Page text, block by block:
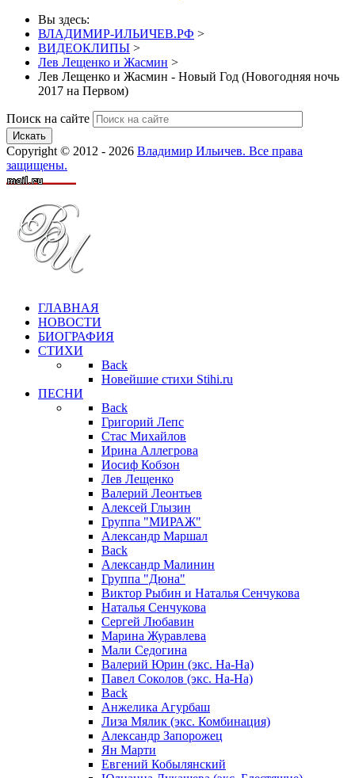
Вы здесь:
ВЛАДИМИР-ИЛЬИЧЕВ.РФ >
ВИДЕОКЛИПЫ >
Лев Лещенко и Жасмин >
Лев Лещенко и Жасмин - Новый Год (Новогодняя ночь
2017 на Первом)
Поиск на сайте
Искать
Copyright © 2012 - 2026 Владимир Ильичев. Все права
защищены.
ГЛАВНАЯ
НОВОСТИ
БИОГРАФИЯ
СТИХИ
Back
Новейшие стихи Stihi.ru
ПЕСНИ
Back
Григорий Лепс
Стас Михайлов
Ирина Аллегрова
Иосиф Кобзон
Лев Лещенко
Валерий Леонтьев
Алексей Глызин
Группа "МИРАЖ"
Александр Маршал
Back
Александр Малинин
Группа "Дюна"
Виктор Рыбин и Наталья Сенчукова
Наталья Сенчукова
Сергей Любавин
Марина Журавлева
Мали Седогина
Валерий Юрин (экс. На-На)
Павел Соколов (экс. На-На)
Back
Анжелика Агурбаш
Лиза Мялик (экс. Комбинация)
Александр Запорожец
Ян Марти
Евгений Кобылянский